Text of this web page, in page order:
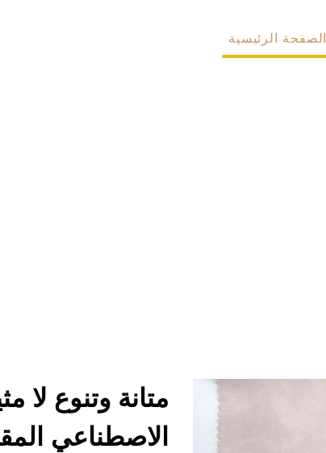
الصفحة الرئيسية
متانة وتنوع لا
الاصطناعي